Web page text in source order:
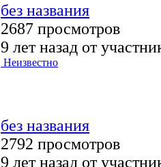
без названия
2687 просмотров
9 лет назад от
Неизвестно
без названия
2792 просмотров
9 лет назад от